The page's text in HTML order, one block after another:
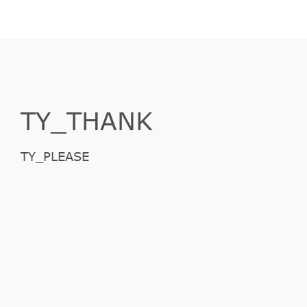
TY_THANK
TY_PLEASE